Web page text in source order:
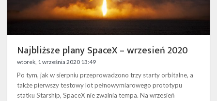
Kalendarze
Najbliższe plany SpaceX – wrzesień 2020
wtorek, 1 września 2020 13:49
Po tym, jak w sierpniu przeprowadzono trzy starty orbitalne, a
także pierwszy testowy lot pełnowymiarowego prototypu
statku Starship, SpaceX nie zwalnia tempa. Na wrzesień